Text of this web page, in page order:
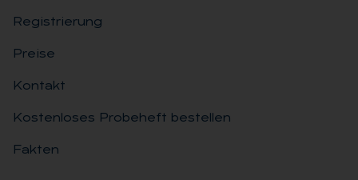
Registrierung
Preise
Kontakt
Kostenloses Probeheft bestellen
Fakten